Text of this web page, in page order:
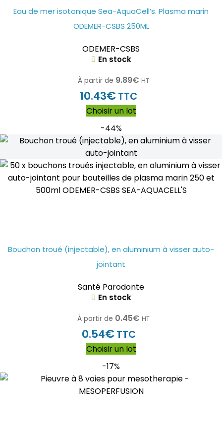
Eau de mer isotonique Sea-AquaCell’s. Plasma marin
ODEMER-CSBS 250ML
ODEMER-CSBS
En stock
À partir de 9.89€ HT
10.43€TTC
Choisir un lot
-44%
Bouchon troué (injectable), en aluminium à visser auto-
jointant
Santé Parodonte
En stock
À partir de 0.45€ HT
0.54€ TTC
Choisir un lot
-17%